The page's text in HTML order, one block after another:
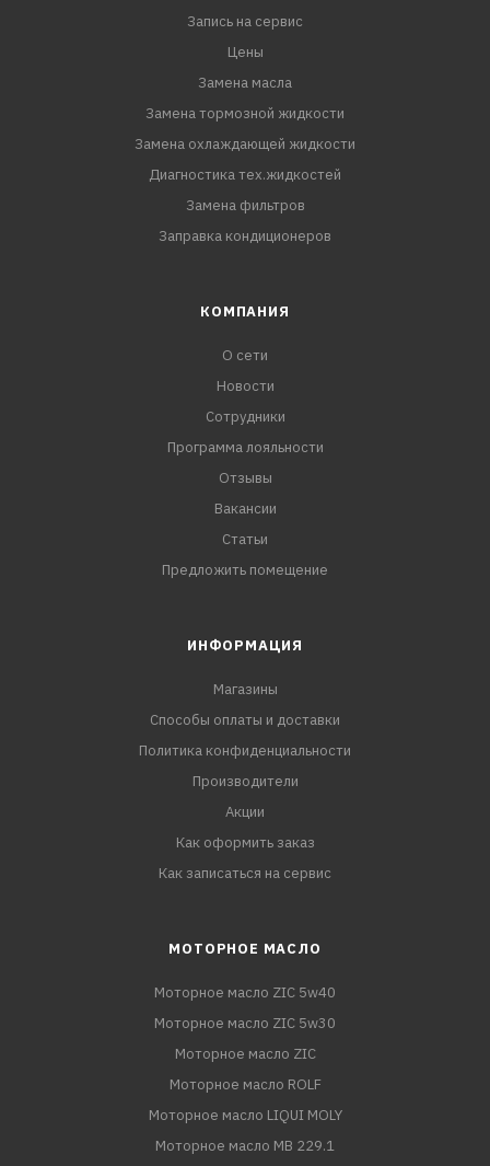
Запись на сервис
Цены
Замена масла
Замена тормозной жидкости
Замена охлаждающей жидкости
Диагностика тех.жидкостей
Замена фильтров
Заправка кондиционеров
КОМПАНИЯ
О сети
Новости
Сотрудники
Программа лояльности
Отзывы
Вакансии
Статьи
Предложить помещение
ИНФОРМАЦИЯ
Магазины
Способы оплаты и доставки
Политика конфиденциальности
Производители
Акции
Как оформить заказ
Как записаться на сервис
МОТОРНОЕ МАСЛО
Моторное масло ZIC 5w40
Моторное масло ZIC 5w30
Моторное масло ZIC
Моторное масло ROLF
Моторное масло LIQUI MOLY
Моторное масло MB 229.1